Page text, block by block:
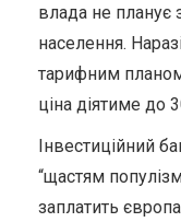
влада не планує
населення.
тарифним планом
ціна діятиме до
Інвестиційний
“щастям
заплатить